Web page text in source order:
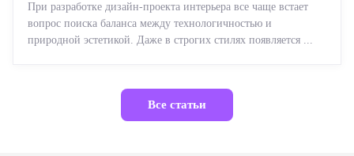
При разработке дизайн-проекта интерьера все чаще встает
вопрос поиска баланса между технологичностью и
природной эстетикой. Даже в строгих стилях появляется ...
Все статьи